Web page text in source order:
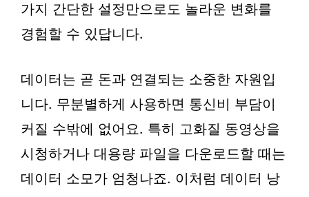
가지 간단한 설정만으로도 놀라운 변화를
경험할 수 있답니다.
데이터는 곧 돈과 연결되는 소중한 자원입
니다. 무분별하게 사용하면 통신비 부담이
커질 수밖에 없어요. 특히 고화질 동영상을
시청하거나 대용량 파일을 다운로드할 때는
데이터 소모가 엄청나죠. 이처럼 데이터 낭